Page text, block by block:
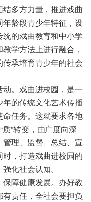
多方力量，推进戏曲
龄段青少年特征，设
的戏曲教育和中小学
学方法上进行融合，
承培育青少年的社会
。戏曲进校园，是一
的传统文化艺术传播
任务。这就要求各地
”转变，由广度向深
理、监督、总结、宣
，打造戏曲进校园的
化社会认知。
障健康发展。办好教
责任，全社会要担负